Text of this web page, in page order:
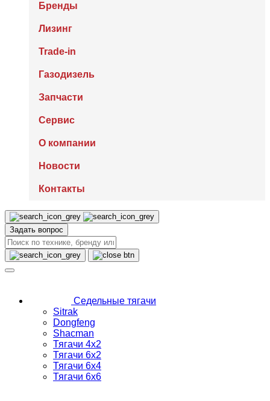
Бренды
Лизинг
Trade-in
Газодизель
Запчасти
Сервис
О компании
Новости
Контакты
Задать вопрос
Седельные тягачи
Sitrak
Dongfeng
Shacman
Тягачи 4х2
Тягачи 6х2
Тягачи 6х4
Тягачи 6х6